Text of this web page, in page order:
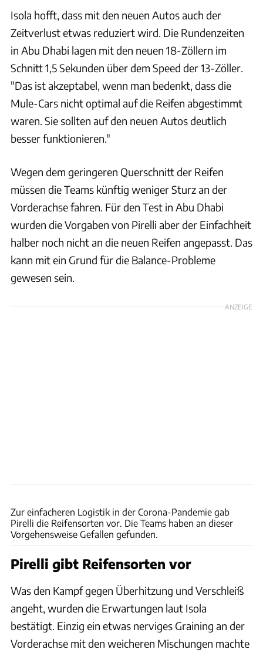
Isola hofft, dass mit den neuen Autos auch der
Zeitverlust etwas reduziert wird. Die Rundenzeiten
in Abu Dhabi lagen mit den neuen 18-Zöllern im
Schnitt 1,5 Sekunden über dem Speed der 13-Zöller.
"Das ist akzeptabel, wenn man bedenkt, dass die
Mule-Cars nicht optimal auf die Reifen abgestimmt
waren. Sie sollten auf den neuen Autos deutlich
besser funktionieren."
Wegen dem geringeren Querschnitt der Reifen
müssen die Teams künftig weniger Sturz an der
Vorderachse fahren. Für den Test in Abu Dhabi
wurden die Vorgaben von Pirelli aber der Einfachheit
halber noch nicht an die neuen Reifen angepasst. Das
kann mit ein Grund für die Balance-Probleme
gewesen sein.
ANZEIGE
Zur einfacheren Logistik in der Corona-Pandemie gab
Pirelli die Reifensorten vor. Die Teams haben an dieser
Vorgehensweise Gefallen gefunden.
Pirelli gibt Reifensorten vor
Was den Kampf gegen Überhitzung und Verschleiß
angeht, wurden die Erwartungen laut Isola
bestätigt. Einzig ein etwas nerviges Graining an der
Vorderachse mit den weicheren Mischungen machte